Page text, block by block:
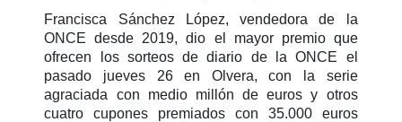
Francisca Sánchez López, vendedora de la
ONCE desde 2019, dio el mayor premio que
ofrecen los sorteos de diario de la ONCE el
pasado jueves 26 en Olvera, con la serie
agraciada con medio millón de euros y otros
cuatro cupones premiados con 35.000 euros